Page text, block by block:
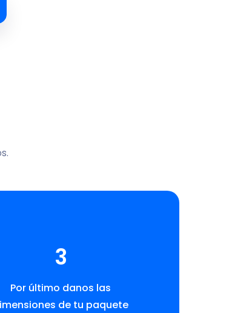
3
Por último danos las
de tu paquete